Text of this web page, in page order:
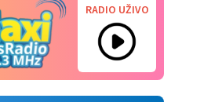
RADIO UŽIVO